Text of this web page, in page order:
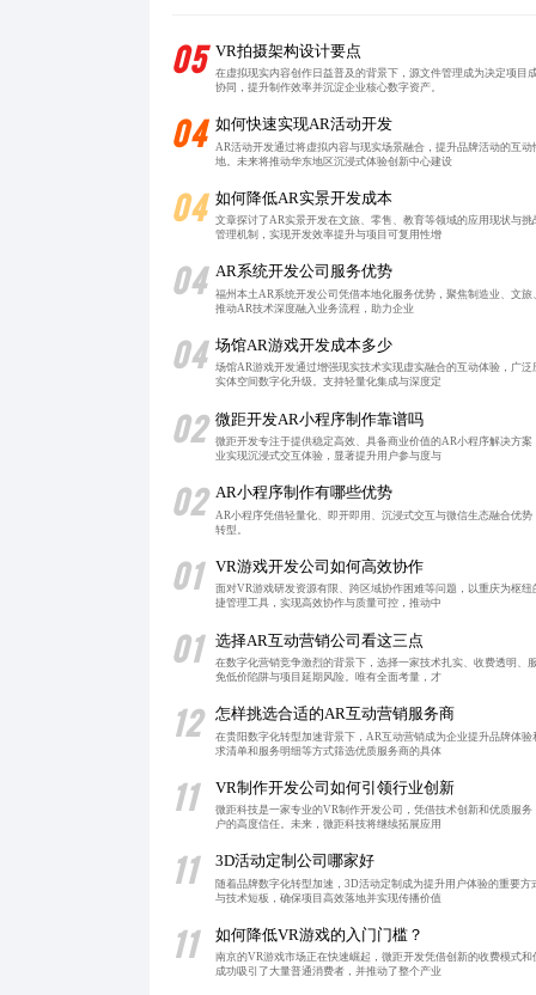
05 VR拍摄架构设计要点
在虚拟现实内容创作日益普及的背景下，源文件管理成为决定项
协同，提升制作效率并沉淀企业核心数字资产。
04 如何快速实现AR活动开发
AR活动开发通过将虚拟内容与现实场景融合，提升品牌活动的互
地。未来将推动华东地区沉浸式体验创新中心建设
04 如何降低AR实景开发成本
文章探讨了AR实景开发在文旅、零售、教育等领域的应用现状与
管理机制，实现开发效率提升与项目可复用性增
04 AR系统开发公司服务优势
福州本土AR系统开发公司凭借本地化服务优势，聚焦制造业、文
推动AR技术深度融入业务流程，助力企业
04 场馆AR游戏开发成本多少
场馆AR游戏开发通过增强现实技术实现虚实融合的互动体验，广
实体空间数字化升级。支持轻量化集成与深度定
02 微距开发AR小程序制作靠谱吗
微距开发专注于提供稳定高效、具备商业价值的AR小程序解决方
业实现沉浸式交互体验，显著提升用户参与度与
02 AR小程序制作有哪些优势
AR小程序凭借轻量化、即开即用、沉浸式交互与微信生态融合优
转型。
01 VR游戏开发公司如何高效协作
面对VR游戏研发资源有限、跨区域协作困难等问题，以重庆为枢
捷管理工具，实现高效协作与质量可控，推动中
01 选择AR互动营销公司看这三点
在数字化营销竞争激烈的背景下，选择一家技术扎实、收费透明
免低价陷阱与项目延期风险。唯有全面考量，才
12 怎样挑选合适的AR互动营销服务商
在贵阳数字化转型加速背景下，AR互动营销成为企业提升品牌体
求清单和服务明细等方式筛选优质服务商的具体
11 VR制作开发公司如何引领行业创新
微距科技是一家专业的VR制作开发公司，凭借技术创新和优质服
户的高度信任。未来，微距科技将继续拓展应用
11 3D活动定制公司哪家好
随着品牌数字化转型加速，3D活动定制成为提升用户体验的重要
与技术短板，确保项目高效落地并实现传播价值
11 如何降低VR游戏的入门门槛？
南京的VR游戏市场正在快速崛起，微距开发凭借创新的收费模式
成功吸引了大量普通消费者，并推动了整个产业